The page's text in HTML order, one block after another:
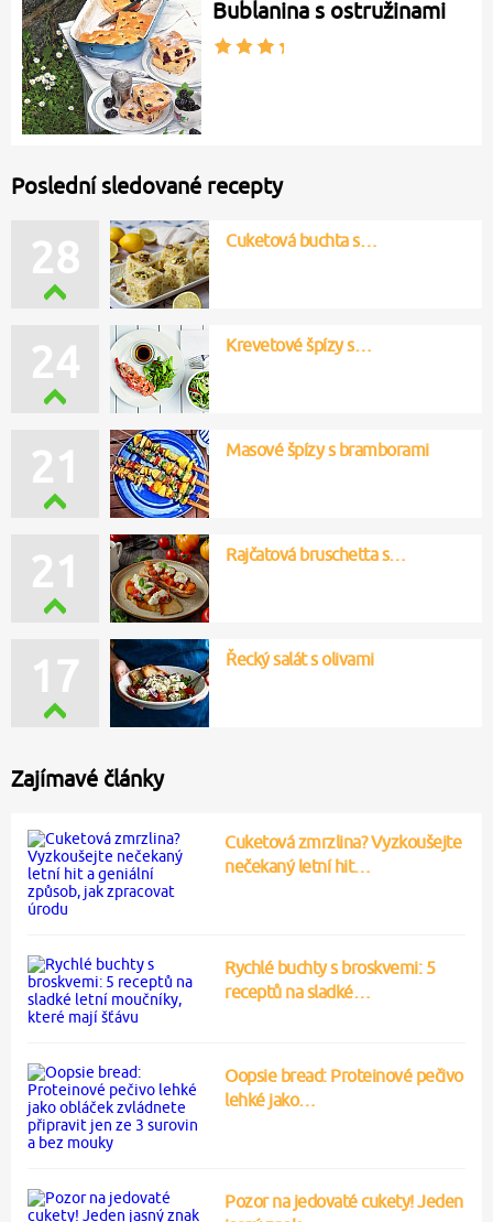
Bublanina s ostružinami
Poslední sledované recepty
28 Cuketová buchta s…
21 Masové špízy s bramborami
24 Krevetové špízy s…
21 Rajčatová bruschetta s…
17 Řecký salát s olivami
Zajímavé články
Cuketová zmrzlina? Vyzkoušejte
nečekaný letní hit…
Rychlé buchty s broskvemi: 5
receptů na sladké…
Oopsie bread: Proteinové pečivo
lehké jako…
Pozor na jedovaté cukety! Jeden